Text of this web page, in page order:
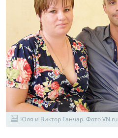
Юля и Виктор Ганчар. Фото VN.ru